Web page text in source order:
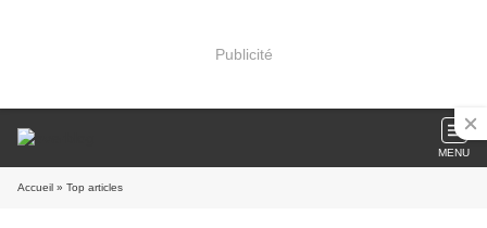
Publicité
MENU
Accueil » Top articles